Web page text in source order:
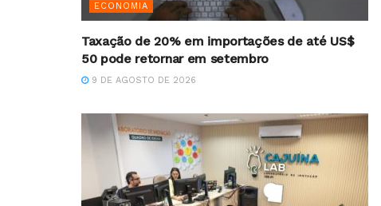
ECONOMIA
Taxação de 20% em importações de até US$
50 pode retornar em setembro
9 DE AGOSTO DE 2026